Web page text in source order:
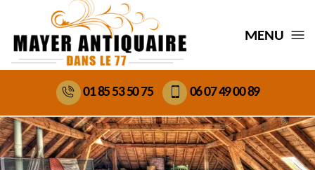
MENU
01 85 53 50 75 06 07 49 00 89